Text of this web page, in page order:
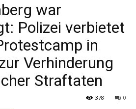
war
Polizei verbietet
in
Verhinderung
Straftaten
0
378